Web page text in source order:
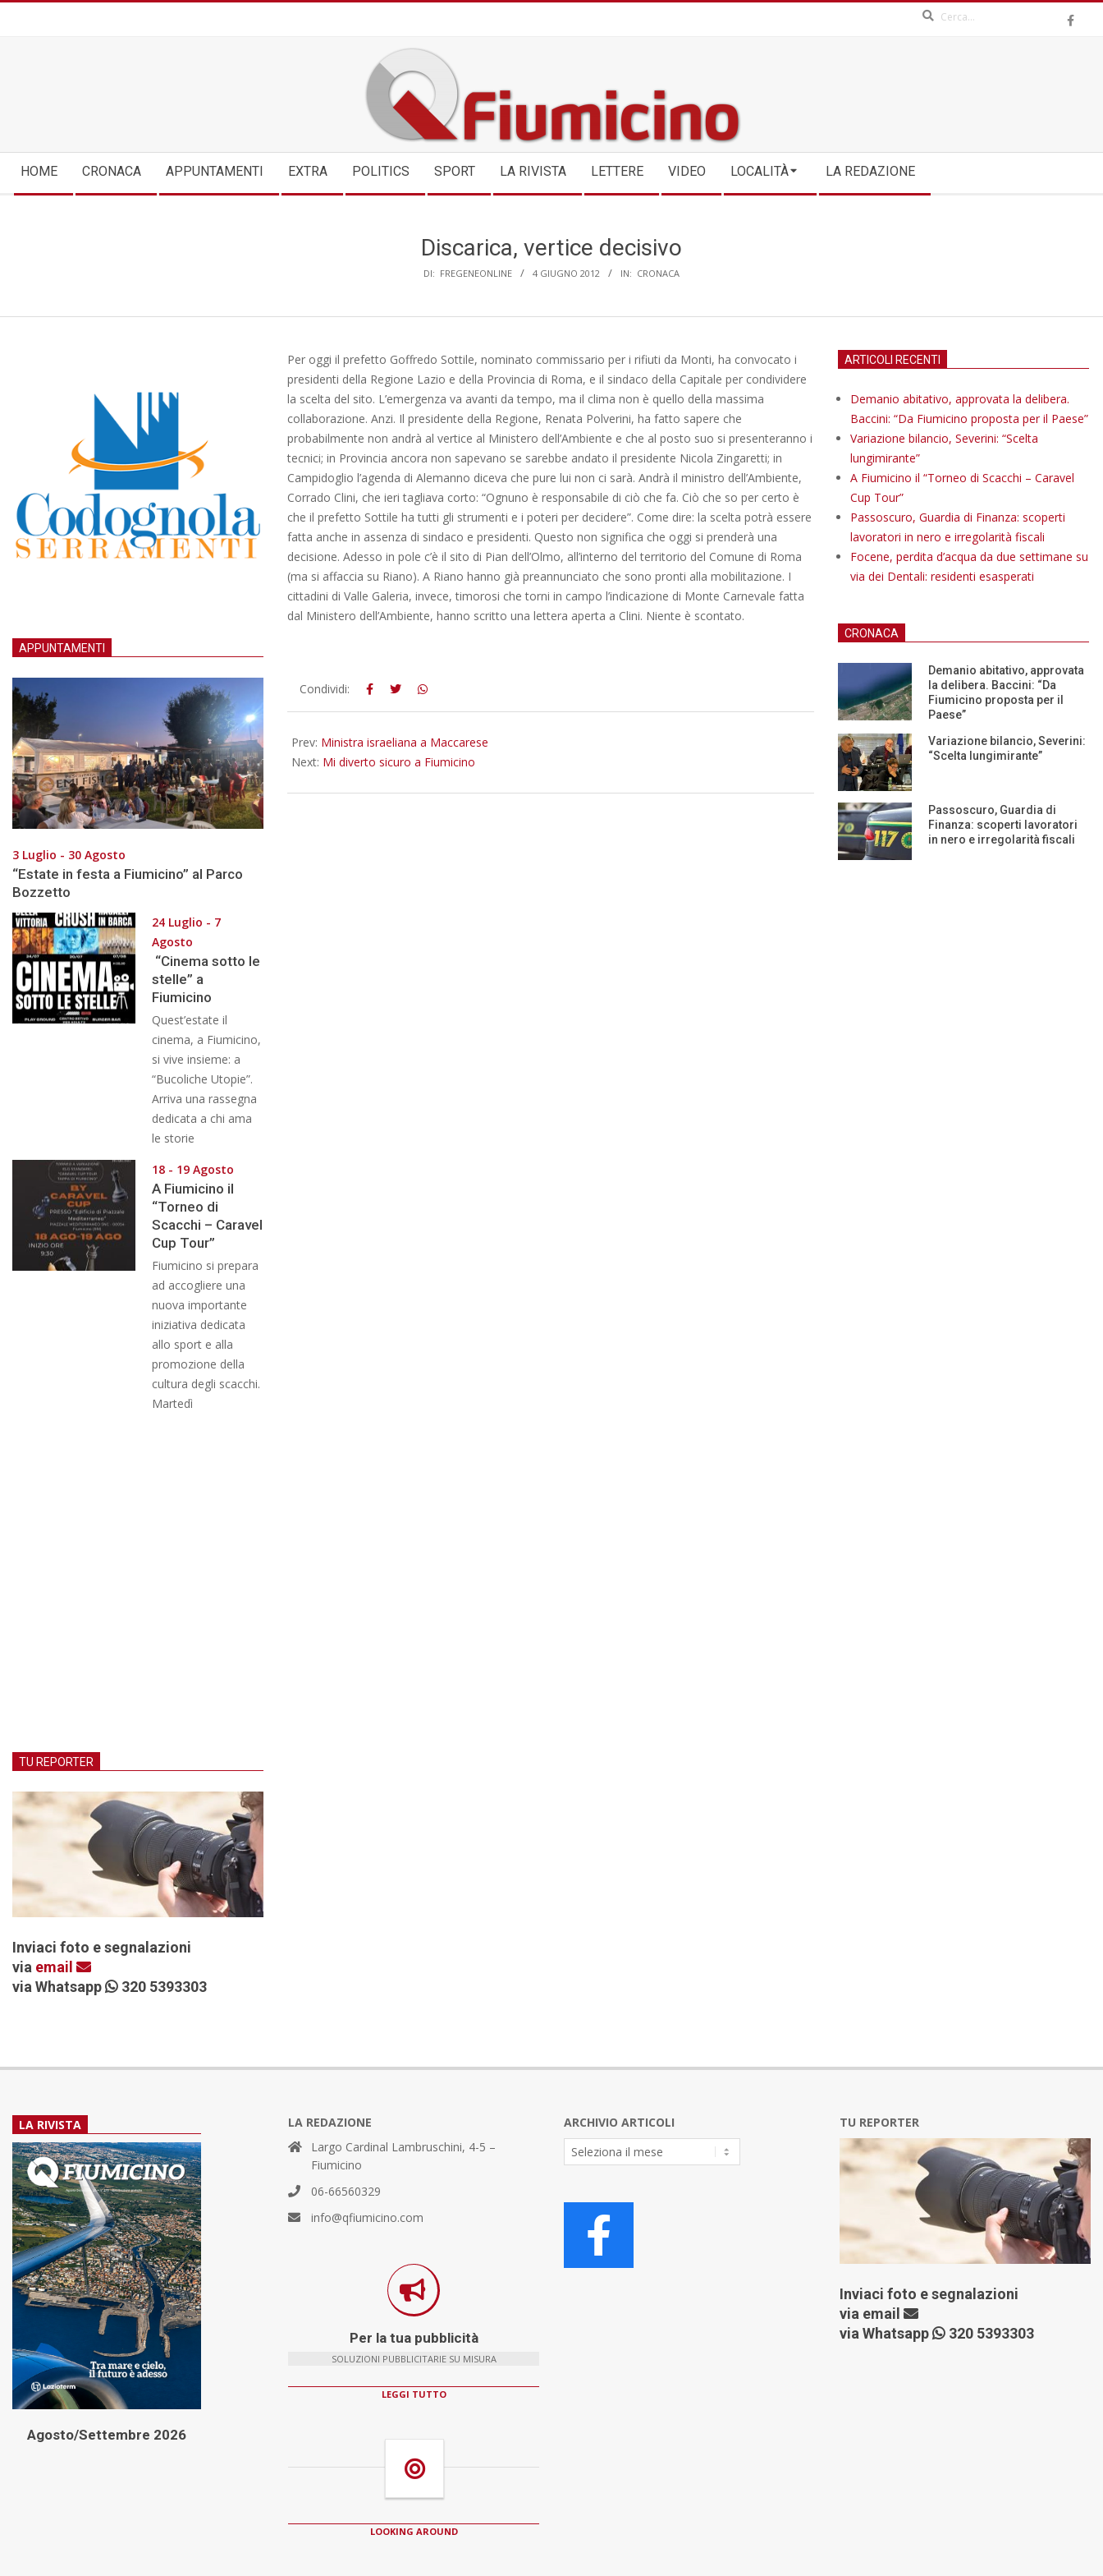
QFIUMICINO.COM
Navigation
Menu
HOME CRONACA APPUNTAMENTI EXTRA POLITICS SPORT LA RIVISTA LETTERE VIDEO LOCALITÀ LA REDAZIONE
Discarica, vertice decisivo
DI: FREGENEONLINE 4 GIUGNO 2012 IN: CRONACA
Per oggi il prefetto Goffredo Sottile, nominato commissario per i rifiuti da Monti, ha convocato i
presidenti della Regione Lazio e della Provincia di Roma, e il sindaco della Capitale per condividere
la scelta del sito. L’emergenza va avanti da tempo, ma il clima non è quello della massima
collaborazione. Anzi. Il presidente della Regione, Renata Polverini, ha fatto sapere che
probabilmente non andrà al vertice al Ministero dell’Ambiente e che al posto suo si presenteranno i
tecnici; in Provincia ancora non sapevano se sarebbe andato il presidente Nicola Zingaretti; in
Campidoglio l’agenda di Alemanno diceva che pure lui non ci sarà. Andrà il ministro dell’Ambiente,
Corrado Clini, che ieri tagliava corto: “Ognuno è responsabile di ciò che fa. Ciò che so per certo è
che il prefetto Sottile ha tutti gli strumenti e i poteri per decidere”. Come dire: la scelta potrà essere
fatta anche in assenza di sindaco e presidenti. Questo non significa che oggi si prenderà una
decisione. Adesso in pole c’è il sito di Pian dell’Olmo, all’interno del territorio del Comune di Roma
(ma si affaccia su Riano). A Riano hanno già preannunciato che sono pronti alla mobilitazione. I
cittadini di Valle Galeria, invece, timorosi che torni in campo l’indicazione di Monte Carnevale fatta
dal Ministero dell’Ambiente, hanno scritto una lettera aperta a Clini. Niente è scontato.
2012-
06-
Condividi:
Prev: Ministra israeliana a Maccarese
Next: Mi diverto sicuro a Fiumicino
APPUNTAMENTI
3 Luglio - 30 Agosto
“Estate in festa a Fiumicino” al Parco
Bozzetto
24 Luglio - 7
Agosto
“Cinema sotto le
stelle” a
Fiumicino
Quest’estate il
cinema, a Fiumicino,
si vive insieme: a
“Bucoliche Utopie”.
Arriva una rassegna
dedicata a chi ama
le storie
18 - 19 Agosto
A Fiumicino il
“Torneo di
Scacchi – Caravel
Cup Tour”
Fiumicino si prepara
ad accogliere una
nuova importante
iniziativa dedicata
allo sport e alla
promozione della
cultura degli scacchi.
Martedì
TU REPORTER
Inviaci foto e segnalazioni
via email
via Whatsapp
320 5393303
ARTICOLI RECENTI
Demanio abitativo, approvata la delibera.
Baccini: “Da Fiumicino proposta per il Paese”
Variazione bilancio, Severini: “Scelta
lungimirante”
A Fiumicino il “Torneo di Scacchi – Caravel
Cup Tour”
Passoscuro, Guardia di Finanza: scoperti
lavoratori in nero e irregolarità fiscali
Focene, perdita d’acqua da due settimane su
via dei Dentali: residenti esasperati
CRONACA
Demanio abitativo, approvata
la delibera. Baccini: “Da
Fiumicino proposta per il
Paese”
Variazione bilancio, Severini:
“Scelta lungimirante”
Passoscuro, Guardia di
Finanza: scoperti lavoratori
in nero e irregolarità fiscali
LA RIVISTA
Agosto/Settembre 2026
LA REDAZIONE
Largo Cardinal Lambruschini, 4-5 –
Fiumicino
06-66560329
info@qfiumicino.com
Per la tua pubblicità
SOLUZIONI PUBBLICITARIE SU MISURA
LEGGI TUTTO
LOOKING AROUND
ARCHIVIO ARTICOLI
Archivio
Articoli
TU REPORTER
Inviaci foto e segnalazioni
via email
via Whatsapp
320 5393303